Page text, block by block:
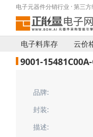
电子元器件分销行业 · 第三
电子料库存 云价
9001-
品牌:
封装:
描述: